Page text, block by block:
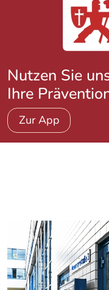
Nutzen Sie
Ihre
Zur App